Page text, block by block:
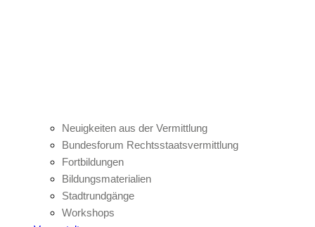
Neuigkeiten aus der Vermittlung
Bundesforum Rechtsstaatsvermittlung
Fortbildungen
Bildungsmaterialien
Stadtrundgänge
Workshops